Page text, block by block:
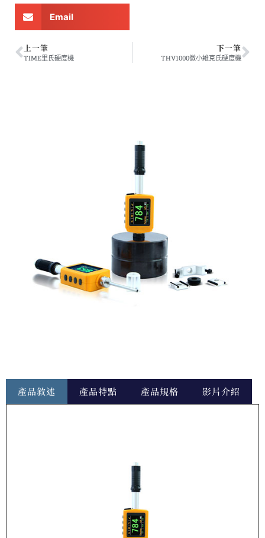
Email
上一筆
TIME里氏硬度機
下一筆
THV1000微小維克氏硬度機
產品敘述 產品特點 產品規格 影片介紹